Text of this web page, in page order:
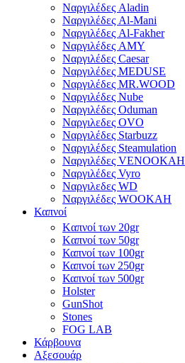
Ναργιλέδες Aladin
Ναργιλέδες Al-Mani
Ναργιλέδες Al-Fakher
Ναργιλέδες AΜΥ
Ναργιλέδες Caesar
Ναργιλέδες MEDUSE
Ναργιλέδες MR.WOOD
Ναργιλέδες Nube
Ναργιλέδες Oduman
Ναργιλεδες OVO
Ναργιλέδες Starbuzz
Ναργιλέδες Steamulation
Ναργιλέδες VENOOKAH
Ναργιλέδες Vyro
Ναργιλεδες WD
Ναργιλέδες WOOKAH
Καπνοί
Kαπνοί των 20gr
Kαπνοί των 50gr
Καπνοί των 100gr
Καπνοί των 250gr
Καπνοί των 500gr
Holster
GunShot
Stones
FOG LAB
Κάρβουνα
Αξεσουάρ